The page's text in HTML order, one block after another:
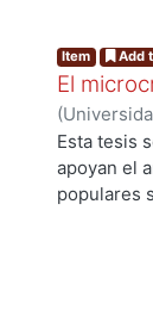
Item Add
El
(
de
Esta tesis
apoyan el
populares